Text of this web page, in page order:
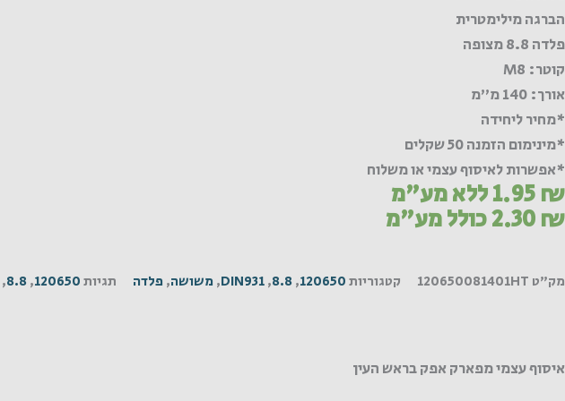
הברגה מילימטרית
פלדה 8.8 מצופה
קוטר: M8
אורך: 140 מ"מ
*מחיר ליחידה
*מינימום הזמנה 50 שקלים
*אפשרות לאיסוף עצמי או משלוח
1.95₪ ללא מע"מ
2.30₪ כולל מע"מ
מק"ט 120650081401HT קטגוריות120650
,
8.8
,
DIN931
, משושה, פלדה תגיות120650
,
8.8
,
איסוף עצמי מפארק אפק בראש העין